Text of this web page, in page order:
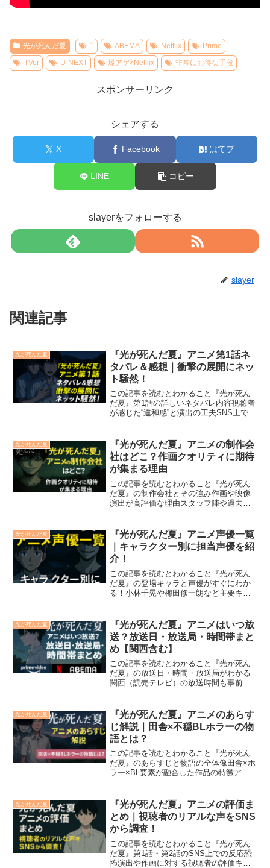
光が死んだ夏 1 ABEMA Netflix
Prime
TVer
U-NEXT 爆アゲ×Netflix 非常にお得な手段
スポンサーリンク
シェアする
X Facebook はてブ
LINE コピー
slayerをフォローする
slayer
関連記事
光が死んだ夏
『光が死んだ夏』アニメ第1話ネ
タバレ＆感想｜衝撃の展開にネッ
ト騒然！
この記事を読むとわかること『光が死ん
だ夏』第1話の詳しいネタバレ内容視聴者
が感じた“違和感”と演出の工夫SNS上での
んだ夏』第1話が7月5日に放送され、幼な
じみ・光...
光が死んだ夏
『光が死んだ夏』アニメの制作会
社はどこ？作画クオリティに期待
が集まる理由
この記事を読むとわかること『光が死ん
だ夏』の制作会社とその強み作画や映像
演出が高評価な理由スタッフ陣や過去作
ラーといった緊張感だけでなく、作画ク
オリティの高さにも注...
光が死んだ夏
『光が死んだ夏』アニメ声優一覧
｜キャラクター別に担当声優を紹
介！
この記事を読むとわかること『光が死ん
だ夏』の登場キャラと声優がすぐにわか
る！小林千晃や梅田修一朗など主要キャ
話題作『光が死んだ夏』は、青春とホラ
ーが交錯する異色の...
光が死んだ夏
『光が死んだ夏』アニメはいつ放
送？放送日・放送局・時間帯まと
め【関西含む】
この記事を読むとわかること『光が死ん
だ夏』の放送日・時間・放送局がわかる
関西（読売テレビ）の放送時間も事前に
んだ夏』（The Summer Hikaru D...
光が死んだ夏
『光が死んだ夏』アニメのあらす
じ解説｜田舎×不穏BLホラーの物
語とは？
この記事を読むとわかること『光が死ん
だ夏』のあらすじと物語の全体像田舎×ホ
ラー×BL要素が融合した作品の特徴アニ
舎町で起こる“親友すり替わり”という不穏
な物語が話題...
光が死んだ夏
『光が死んだ夏』アニメの評価ま
とめ｜視聴者のリアルな声をSNS
から調査！
この記事を読むとわかること『光が死ん
だ夏』第1話・第2話のSNS上での反応恐
怖演出や作画に対する視聴者の評価キャ